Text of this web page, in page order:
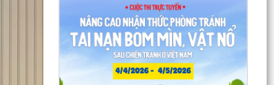
hiện Dự án: Mở rộng đường Lý Thái Tông kéo dài
(đoạn...
Quyết định Về việc thu hồi đất để GPMB thực
hiện Dự án: Mở rộng đường Lý Thái Tông kéo dài